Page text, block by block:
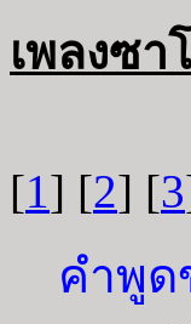
เพลงซา
[1] [2] [3
คำพูด